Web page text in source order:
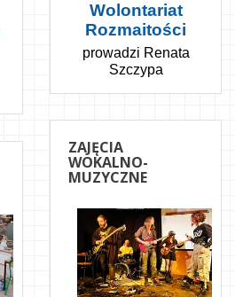
Wolontariat
Rozmaitości
prowadzi Renata
Szczypa
ZAJĘCIA
WOKALNO-
MUZYCZNE